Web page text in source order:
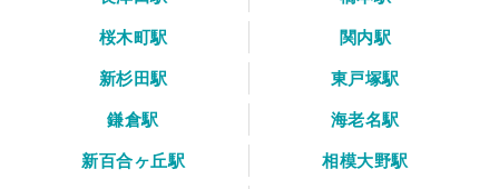
桜木町駅
関内駅
新杉田駅
東戸塚駅
鎌倉駅
海老名駅
新百合ヶ丘駅
相模大野駅